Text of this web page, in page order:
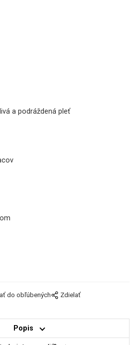
a podráždená pleť
do obľúbených Zdielať
Popis